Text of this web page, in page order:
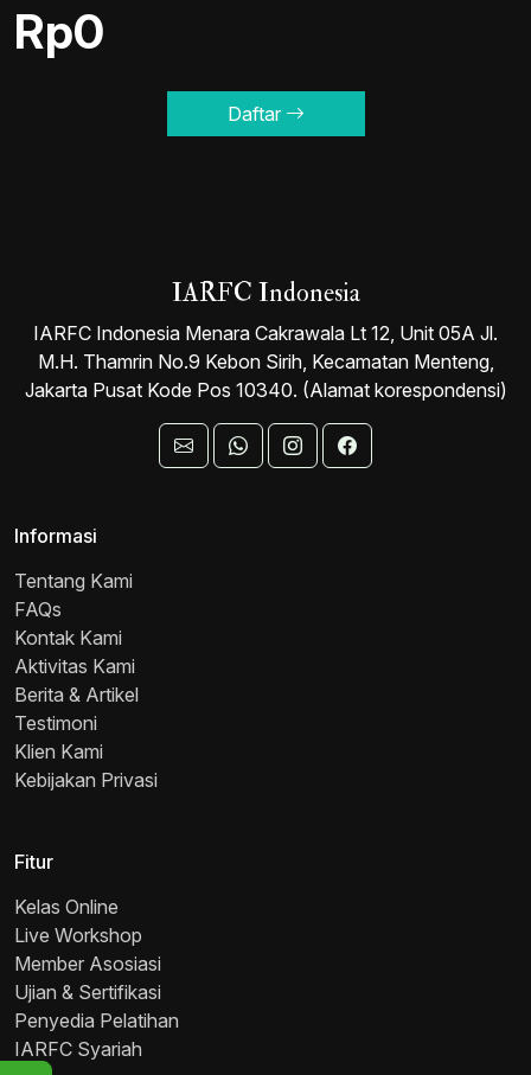
Rp0
Daftar
IARFC Indonesia
IARFC Indonesia Menara Cakrawala Lt 12, Unit 05A Jl.
M.H. Thamrin No.9 Kebon Sirih, Kecamatan Menteng,
Jakarta Pusat Kode Pos 10340. (Alamat korespondensi)
Informasi
Tentang Kami
FAQs
Kontak Kami
Aktivitas Kami
Berita & Artikel
Testimoni
Klien Kami
Kebijakan Privasi
Fitur
Kelas Online
Live Workshop
Member Asosiasi
Ujian & Sertifikasi
Penyedia Pelatihan
IARFC Syariah